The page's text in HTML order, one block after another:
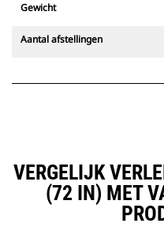
Gewicht
Aantal afstellingen
VERGELIJK
(72 IN) MET